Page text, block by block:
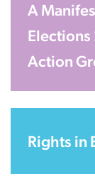
A
Elections
Action
Rights in